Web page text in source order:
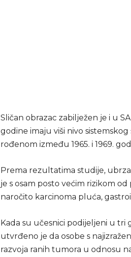
Sličan obrazac zabilježen je i u
godine imaju viši nivo
rođenom između 1965. i 1969.
Prema rezultatima studije,
je s osam posto većim rizikom
naročito karcinoma pluća,
Kada su učesnici podijeljeni u
utvrđeno je da osobe s
razvoja ranih tumora u odnosu